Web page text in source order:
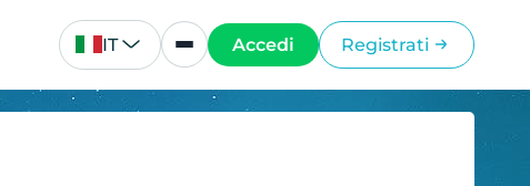
IT Accedi Registrati